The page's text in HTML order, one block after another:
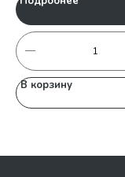
В корзину